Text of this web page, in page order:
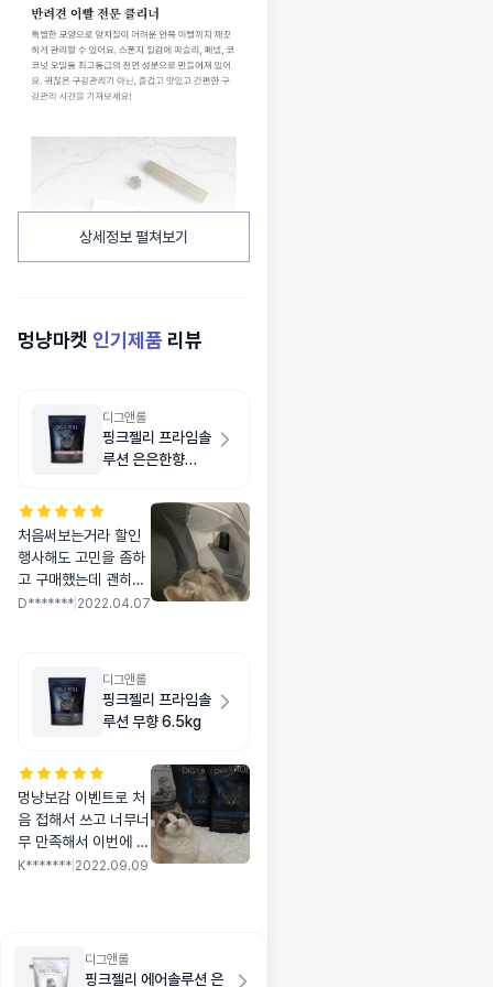
상세정보 펼쳐보기
멍냥마켓 인기제품 리뷰
디그앤롤
핑크젤리 프라임솔
루션 은은한향
처음써보는거라 할인
행사해도 고민을 좀하
고 구매했는데 괜히했
네여 많이사두길 나자
뭉침 잘돼요 ~~
얼마나 단단하면
자동화장실에 뭉쳐서
리가 들리더라구요
은은한 향은 거의 향이
없는거같구요
애들이 잘사용하고있
어요
데
기존께 워낙 잘잡아줘
D******* 2022.04.07
디그앤롤
핑크젤리 프라임솔
루션 무향 6.5kg
멍냥보감 이벤트로 처
음 접해서 쓰고 너무너
무 만족해서 이번에 프
라임솔루션을 구매했
게도 만족할 수 있는
모래를 찾기가 너무 힘
K******* 2022.09.09
디그앤롤
핑크젤리 에어솔루션 은